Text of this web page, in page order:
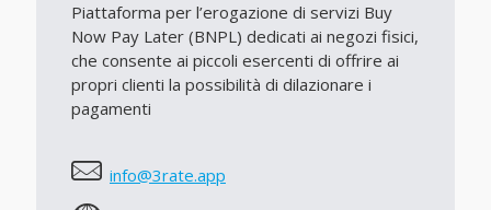
Piattaforma per l’erogazione di servizi Buy
Now Pay Later (BNPL) dedicati ai negozi fisici,
che consente ai piccoli esercenti di offrire ai
propri clienti la possibilità di dilazionare i
pagamenti
info@3rate.app